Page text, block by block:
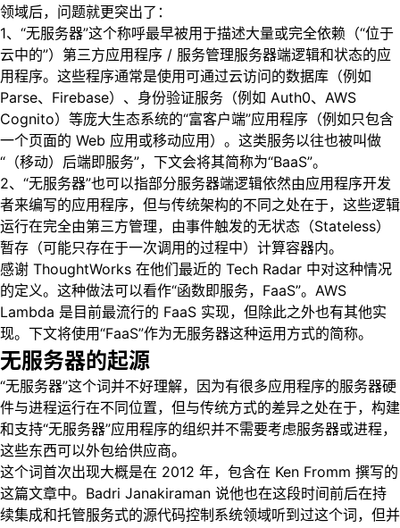
领域后，问题就更突出了：
1、“无服务器”这个称呼最早被用于描述大量或完全依赖（“位于
云中的”）第三方应用程序 / 服务管理服务器端逻辑和状态的应
用程序。这些程序通常是使用可通过云访问的数据库（例如
Parse、Firebase）、身份验证服务（例如 Auth0、AWS
Cognito）等庞大生态系统的“富客户端”应用程序（例如只包含
一个页面的 Web 应用或移动应用）。这类服务以往也被叫做
“（移动）后端即服务”，下文会将其简称为“BaaS”。
2、“无服务器”也可以指部分服务器端逻辑依然由应用程序开发
者来编写的应用程序，但与传统架构的不同之处在于，这些逻辑
运行在完全由第三方管理，由事件触发的无状态（Stateless）
暂存（可能只存在于一次调用的过程中）计算容器内。
感谢 ThoughtWorks 在他们最近的 Tech Radar 中对这种情况
的定义。这种做法可以看作“函数即服务，FaaS”。AWS
Lambda 是目前最流行的 FaaS 实现，但除此之外也有其他实
现。下文将使用“FaaS”作为无服务器这种运用方式的简称。
无服务器的起源
“无服务器”这个词并不好理解，因为有很多应用程序的服务器硬
件与进程运行在不同位置，但与传统方式的差异之处在于，构建
和支持“无服务器”应用程序的组织并不需要考虑服务器或进程，
这些东西可以外包给供应商。
这个词首次出现大概是在 2012 年，包含在 Ken Fromm 撰写的
这篇文章中。Badri Janakiraman 说他也在这段时间前后在持
续集成和托管服务式的源代码控制系统领域听到过这个词，但并